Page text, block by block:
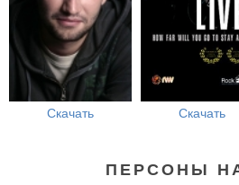
Скачать Скачать
ПЕРСОНЫ